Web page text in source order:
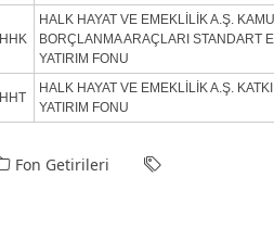
HHK
HALK HAYAT VE EMEKLİLİK A.Ş. KAMU
BORÇLANMA ARAÇLARI STANDART
YATIRIM FONU
HHT
HALK HAYAT VE EMEKLİLİK A.Ş.
YATIRIM FONU
Fon Getirileri